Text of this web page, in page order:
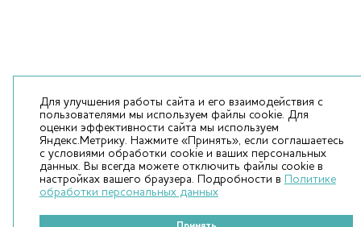
Для улучшения работы сайта и его взаимодействия с
пользователями мы используем файлы cookie. Для
оценки эффективности сайта мы используем
Яндекс.Метрику. Нажмите «Принять», если соглашаетесь
с условиями обработки cookie и ваших персональных
данных. Вы всегда можете отключить файлы cookie в
настройках вашего браузера. Подробности в
Политике
обработки персональных данных